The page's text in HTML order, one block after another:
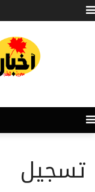
تسجيل